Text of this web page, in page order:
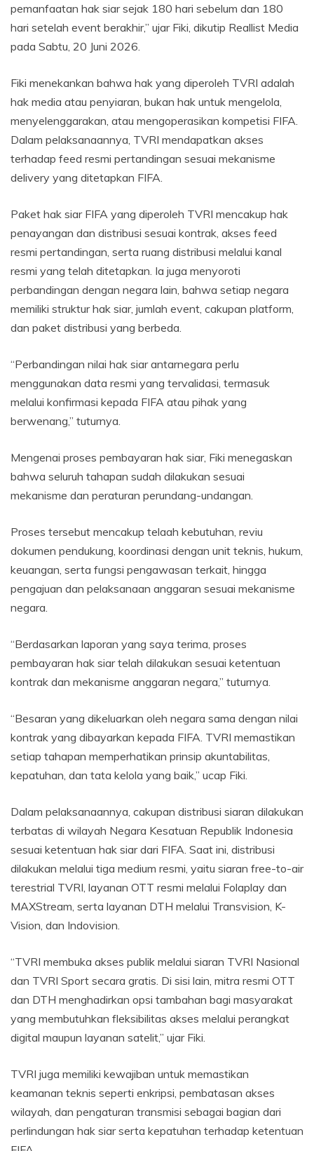
pemanfaatan hak siar sejak 180 hari sebelum dan 180
hari setelah event berakhir,” ujar Fiki, dikutip Reallist Media
pada Sabtu, 20 Juni 2026.
Fiki menekankan bahwa hak yang diperoleh TVRI adalah
hak media atau penyiaran, bukan hak untuk mengelola,
menyelenggarakan, atau mengoperasikan kompetisi FIFA.
Dalam pelaksanaannya, TVRI mendapatkan akses
terhadap feed resmi pertandingan sesuai mekanisme
delivery yang ditetapkan FIFA.
Paket hak siar FIFA yang diperoleh TVRI mencakup hak
penayangan dan distribusi sesuai kontrak, akses feed
resmi pertandingan, serta ruang distribusi melalui kanal
resmi yang telah ditetapkan. Ia juga menyoroti
perbandingan dengan negara lain, bahwa setiap negara
memiliki struktur hak siar, jumlah event, cakupan platform,
dan paket distribusi yang berbeda.
“Perbandingan nilai hak siar antarnegara perlu
menggunakan data resmi yang tervalidasi, termasuk
melalui konfirmasi kepada FIFA atau pihak yang
berwenang,” tuturnya.
Mengenai proses pembayaran hak siar, Fiki menegaskan
bahwa seluruh tahapan sudah dilakukan sesuai
mekanisme dan peraturan perundang-undangan.
Proses tersebut mencakup telaah kebutuhan, reviu
dokumen pendukung, koordinasi dengan unit teknis, hukum,
keuangan, serta fungsi pengawasan terkait, hingga
pengajuan dan pelaksanaan anggaran sesuai mekanisme
negara.
“Berdasarkan laporan yang saya terima, proses
pembayaran hak siar telah dilakukan sesuai ketentuan
kontrak dan mekanisme anggaran negara,” tuturnya.
“Besaran yang dikeluarkan oleh negara sama dengan nilai
kontrak yang dibayarkan kepada FIFA. TVRI memastikan
setiap tahapan memperhatikan prinsip akuntabilitas,
kepatuhan, dan tata kelola yang baik,” ucap Fiki.
Dalam pelaksanaannya, cakupan distribusi siaran dilakukan
terbatas di wilayah Negara Kesatuan Republik Indonesia
sesuai ketentuan hak siar dari FIFA. Saat ini, distribusi
dilakukan melalui tiga medium resmi, yaitu siaran free-to-air
terestrial TVRI, layanan OTT resmi melalui Folaplay dan
MAXStream, serta layanan DTH melalui Transvision, K-
Vision, dan Indovision.
“TVRI membuka akses publik melalui siaran TVRI Nasional
dan TVRI Sport secara gratis. Di sisi lain, mitra resmi OTT
dan DTH menghadirkan opsi tambahan bagi masyarakat
yang membutuhkan fleksibilitas akses melalui perangkat
digital maupun layanan satelit,” ujar Fiki.
TVRI juga memiliki kewajiban untuk memastikan
keamanan teknis seperti enkripsi, pembatasan akses
wilayah, dan pengaturan transmisi sebagai bagian dari
perlindungan hak siar serta kepatuhan terhadap ketentuan